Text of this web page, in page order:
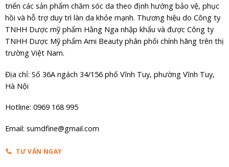
triển các sản phẩm chăm sóc da theo định hướng bảo vệ, phục
hồi và hỗ trợ duy trì làn da khỏe mạnh. Thương hiệu do Công ty
TNHH Dược mỹ phẩm Hằng Nga nhập khẩu và được Công ty
TNHH Dược Mỹ phẩm Ami Beauty phân phối chính hãng trên thị
trường Việt Nam.
Địa chỉ: Số 36A ngách 34/156 phố Vĩnh Tuy, phường Vĩnh Tuy,
Hà Nội
Hotline: 0969 168 995
Email: sumdfine@gmail.com
TƯ VẤN NGAY